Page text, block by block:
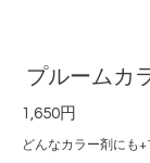
プルームカ
1,650円
どんなカラー剤にも